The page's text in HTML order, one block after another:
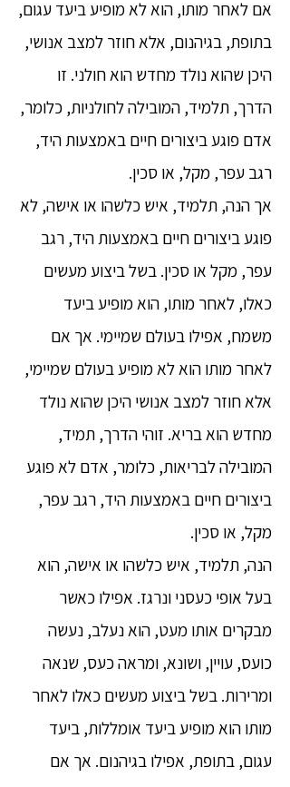
אם לאחר מותו, הוא לא מופיע ביעד עגום,
בתופת, בגיהנום, אלא חוזר למצב אנושי,
היכן שהוא נולד מחדש הוא חולני. זו
הדרך, תלמיד, המובילה לחולניות, כלומר,
אדם פוגע ביצורים חיים באמצעות היד,
רגב עפר, מקל, או סכין.
אך הנה, תלמיד, איש כלשהו או אישה, לא
פוגע ביצורים חיים באמצעות היד, רגב
עפר, מקל או סכין. בשל ביצוע מעשים
כאלו, לאחר מותו, הוא מופיע ביעד
משמח, אפילו בעולם שמיימי. אך אם
לאחר מותו הוא לא מופיע בעולם שמיימי,
אלא חוזר למצב אנושי היכן שהוא נולד
מחדש הוא בריא. זוהי הדרך, תמיד,
המובילה לבריאות, כלומר, אדם לא פוגע
ביצורים חיים באמצעות היד, רגב עפר,
מקל, או סכין.
הנה, תלמיד, איש כלשהו או אישה, הוא
בעל אופי כעסני ונרגז. אפילו כאשר
מבקרים אותו מעט, הוא נעלב, נעשה
כועס, עויין, ושונא, ומראה כעס, שנאה
ומרירות. בשל ביצוע מעשים כאלו לאחר
מותו הוא מופיע ביעד אומללות, ביעד
עגום, בתופת, אפילו בגיהנום. אך אם